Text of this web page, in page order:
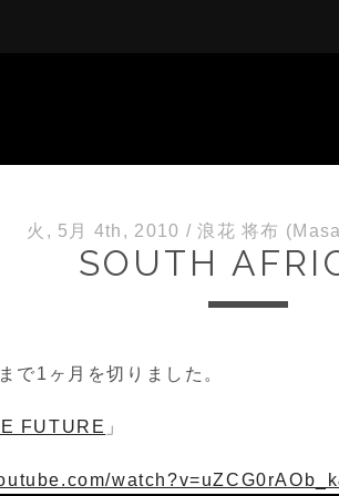
火, 5月 4th, 2010 /浪花 将布
SOUTH
で1ヶ月を切りました。
FUTURE 」